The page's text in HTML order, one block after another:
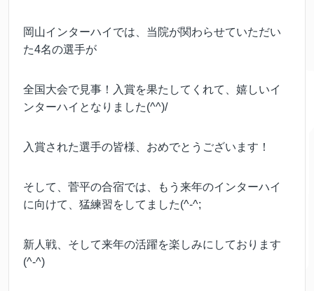
岡山インターハイでは、当院が関わらせていただい
た4名の選手が
全国大会で見事！入賞を果たしてくれて、嬉しいイ
ンターハイとなりました(^^)/
入賞された選手の皆様、おめでとうございます！
そして、菅平の合宿では、もう来年のインターハイ
に向けて、猛練習をしてました(^-^;
新人戦、そして来年の活躍を楽しみにしております
(^-^)